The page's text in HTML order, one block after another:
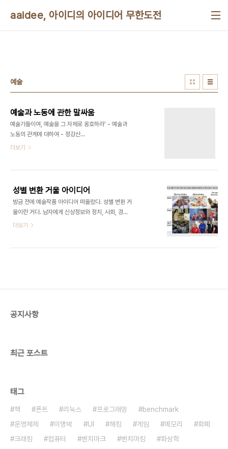
aaidee, 아이디의 아이디어 무한도전
예술
예술과 노동에 관한 말싸움
예술가들이여, 예술을 그 자체로 옹호하라’ - 예술과
노동의 관계에 대하여 - 정강산
http://www.jipdanochan.com/44 권혁빈_예
한 예술가에게 부쳐 - 정강산
http://jipdanochan.com/45 노동이란 말이 서
양에서는 원래 긍정적인 뜻인데, 한국에서는 박정희
가 근로란 말을 쓰게 하는 등 부정적인 느낌이 되었습
니다. 그 차이에서 온 갈등인 듯 합니다. 근로란 말은
번 정권에는 노동부가 고용노동부란 이름으로 바뀌
더보기
성별 변환 거울 아이디어
방금 전에 예술작품 아이디어 떠올랐다. 성별 변환 거
울이란 거다. 남자에게 신상정보와 정치, 사회, 경제,
심리 검사 테스트를 하게 하고 그걸 바탕으로 여자가
는 A, B가 보는 B 이런 도표 만든 유머 사진이 예전
더보기
공지사항
최근 포스트
태그
책 폰트 리눅스 프로그래밍
benchmark
운영체제
이명박 UI 해킹 게임 메모리
화폐
크래킹
컴퓨터 벤치마크 벤치마킹
화성학